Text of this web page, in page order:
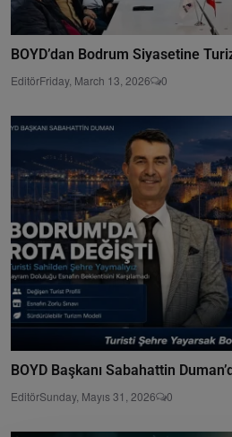
BOYD’dan Bodrum Siyasetine
EditörFriday, March 13, 2026 0
BOYD Başkanı Sabahattin
EditörSunday, Mayıs 31, 2026 0